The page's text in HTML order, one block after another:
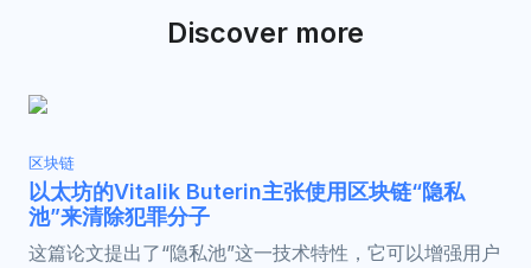
Discover more
区块链
以太坊的Vitalik Buterin主张使用区块链“隐私
池”来清除犯罪分子
这篇论文提出了“隐私池”这一技术特性，它可以增强用户